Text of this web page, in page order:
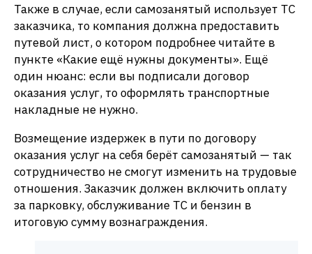
Также в случае, если самозанятый использует ТС
заказчика, то компания должна предоставить
путевой лист, о котором подробнее читайте в
пункте «Какие ещё нужны документы». Ещё
один нюанс: если вы подписали договор
оказания услуг, то оформлять транспортные
накладные не нужно.
Возмещение издержек в пути по договору
оказания услуг на себя берёт самозанятый — так
сотрудничество не смогут изменить на трудовые
отношения. Заказчик должен включить оплату
за парковку, обслуживание ТС и бензин в
итоговую сумму вознаграждения.